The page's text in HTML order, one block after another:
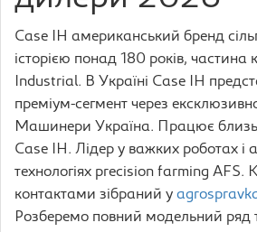
Case IH американський бренд
історією понад 180 років, частина
Industrial. В Україні Case IH
преміум-сегмент через
Машинери Україна. Працює
Case IH. Лідер у важких роботах і
технологіях precision farming AFS.
контактами зібраний у
Розберемо повний модельний ряд